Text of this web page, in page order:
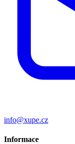
info@xupe.cz
Informace